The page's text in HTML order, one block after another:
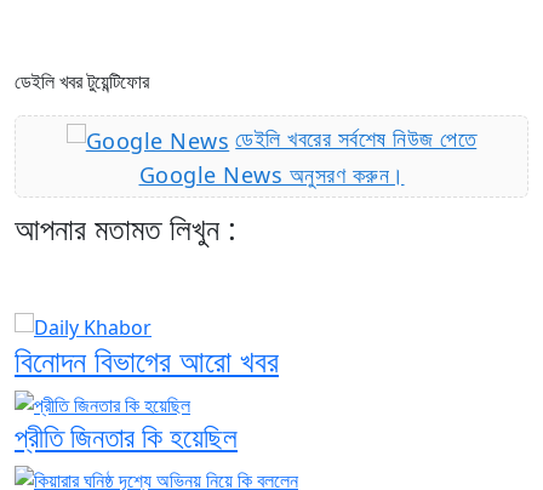
ডেইলি খবর টুয়েন্টিফোর
ডেইলি খবরের সর্বশেষ নিউজ পেতে
Google News অনুসরণ করুন।
আপনার মতামত লিখুন :
বিনোদন বিভাগের আরো খবর
প্রীতি জিনতার কি হয়েছিল